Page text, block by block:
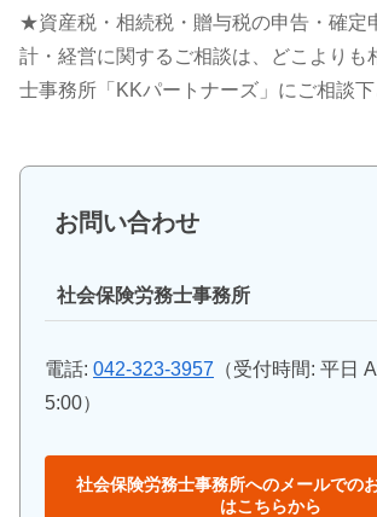
★資産税・相続税・贈与税の申告・確定
計・経営に関するご相談は、どこよりも
士事務所「KKパートナーズ」にご相談下
お問い合わせ
社会保険労務士事務所
電話: 042-323-3957 （受付時間: 平日
5:00）
社会保険労務士事務所へのメールでの
はこちらから